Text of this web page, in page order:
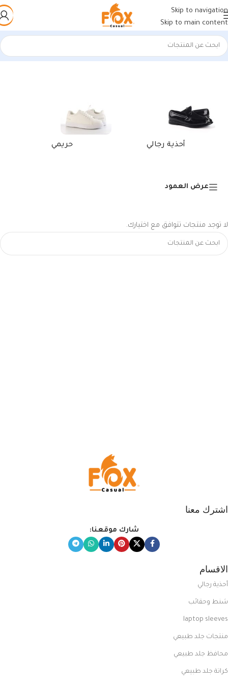
Skip to navigation
Skip to main content
الرئيسية/منتجات تحت الوسم “أحذية مريحة للمشي أبيض وأزرق”
أحذية رجالي حريمي
عرض العمود
لا توجد منتجات تتوافق مع اختيارك.
اشترك معنا
شارك موقعنا:
الاقسام
أحذية رجالي
شنط وحقائب
laptop sleeves
منتجات جلد طبيعي
محافظ جلد طبيعي
كراتة جلد طبيعي